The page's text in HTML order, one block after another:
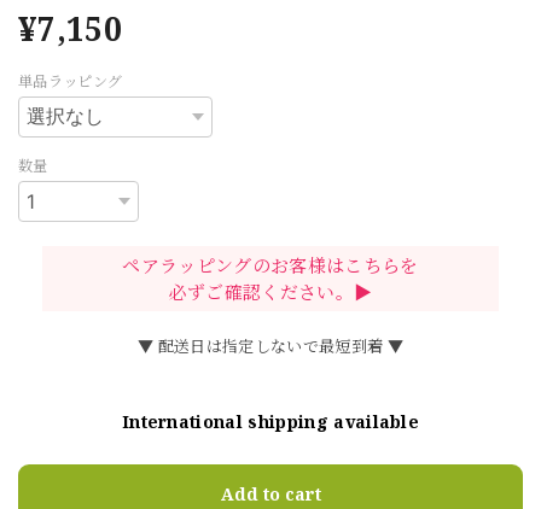
¥7,150
単品ラッピング
数量
ペアラッピングのお客様はこちらを
必ずご確認ください。▶
▼ 配送日は指定しないで最短到着 ▼
International shipping available
Add to cart